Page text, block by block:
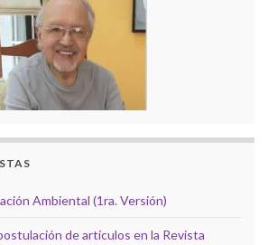
Ambiental (1ra. Versión)
de artículos en la Revista